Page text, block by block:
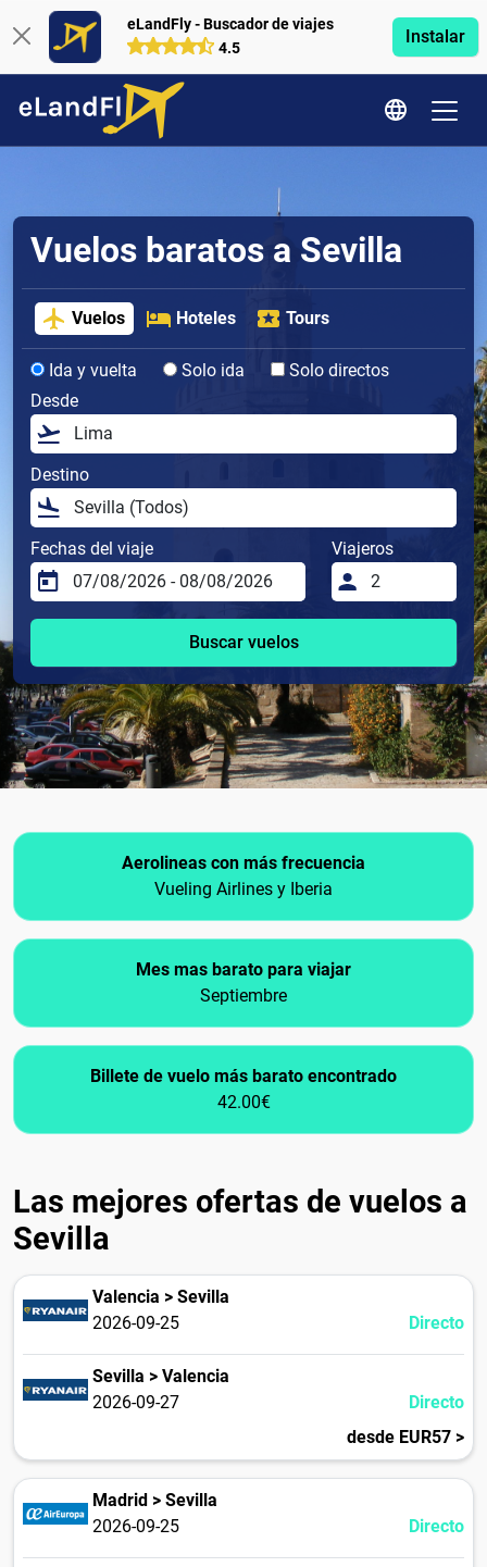
eLandFly - Buscador de viajes
4.5
Instalar
Vuelos baratos a Sevilla
Vuelos Hoteles Tours
Ida y vuelta Solo ida
Solo directos
Desde
Destino
Fechas del viaje Viajeros
Buscar vuelos
Aerolineas con más frecuencia
Vueling Airlines y Iberia
Mes mas barato para viajar
Septiembre
Billete de vuelo más barato encontrado
42.00€
Las mejores ofertas de vuelos a
Sevilla
Valencia > Sevilla
2026-09-25
Directo
Sevilla > Valencia
2026-09-27
Directo
desde EUR57 >
Madrid > Sevilla
2026-09-25
Directo